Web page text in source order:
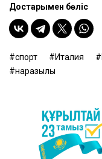
Достарыңмен бөліс
спорт Италия
наразылық